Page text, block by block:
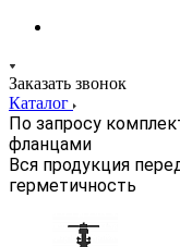
Заказать звонок
Каталог
По запросу
фланцами
Вся продукция
герметичность